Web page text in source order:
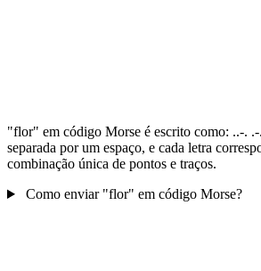
"flor" em código Morse é escrito como: ..-.
separada por um espaço, e cada letra
combinação única de pontos e traços.
Como enviar "flor" em código Morse?